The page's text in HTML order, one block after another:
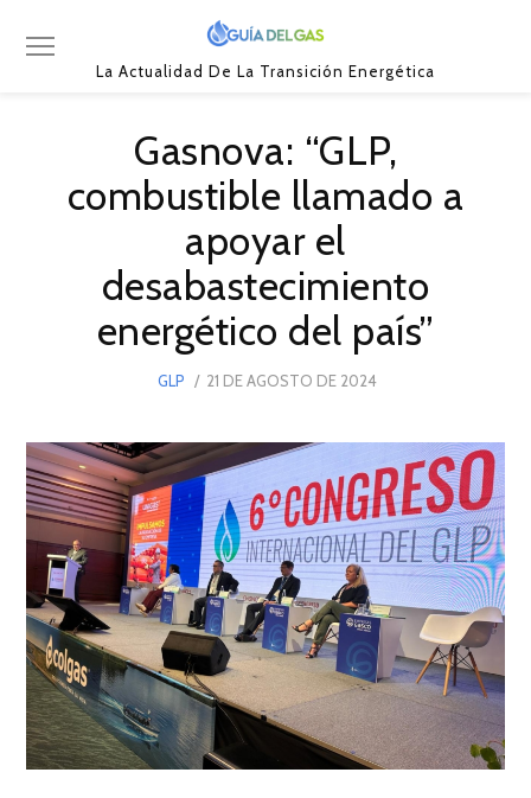
La Actualidad De La Transición Energética
Gasnova: “GLP,
combustible llamado a
apoyar el
desabastecimiento
energético del país”
GLP
POSTED
21 DE AGOSTO DE 202421
2024